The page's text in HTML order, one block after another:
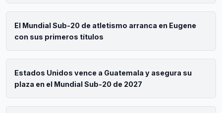
El Mundial Sub-20 de atletismo arranca en Eugene
con sus primeros títulos
Estados Unidos vence a Guatemala y asegura su
plaza en el Mundial Sub-20 de 2027